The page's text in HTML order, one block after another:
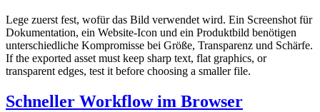
Lege zuerst fest, wofür das Bild verwendet wird. Ein Screenshot für
Dokumentation, ein Website-Icon und ein Produktbild benötigen
unterschiedliche Kompromisse bei Größe, Transparenz und Schärfe.
If the exported asset must keep sharp text, flat graphics, or
transparent edges, test it before choosing a smaller file.
Schneller Workflow im Browser